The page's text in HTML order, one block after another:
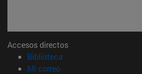
Accesos directos
Biblioteca
Mi correo(abre en nueva ventana)